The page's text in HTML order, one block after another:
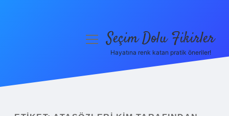
menüyüSeçim Dolu Fikirler
Hayatına renk katan pratik öneriler!